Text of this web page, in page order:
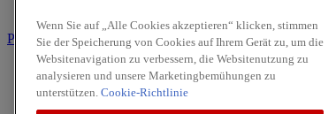
PRODUITS
Poivres
Herbes
Moulins à Condiments
Wenn Sie auf „Alle Cookies akzeptieren“ klicken, stimmen
Sie der Speicherung von Cookies auf Ihrem Gerät zu, um die
Websitenavigation zu verbessern, die Websitenutzung zu
analysieren und unsere Marketingbemühungen zu
unterstützen. Cookie-Richtlinie